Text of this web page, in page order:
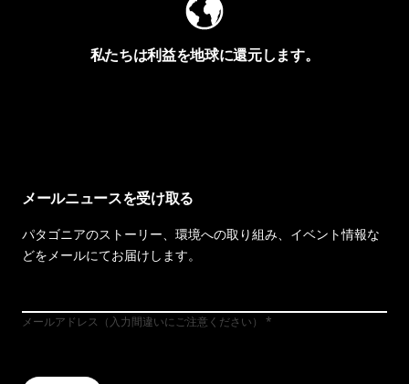
私たちは利益を地球に還元します。
メールニュースを受け取る
パタゴニアのストーリー、環境への取り組み、イベント情報な
どをメールにてお届けします。
メールアドレス（入力間違いにご注意ください）